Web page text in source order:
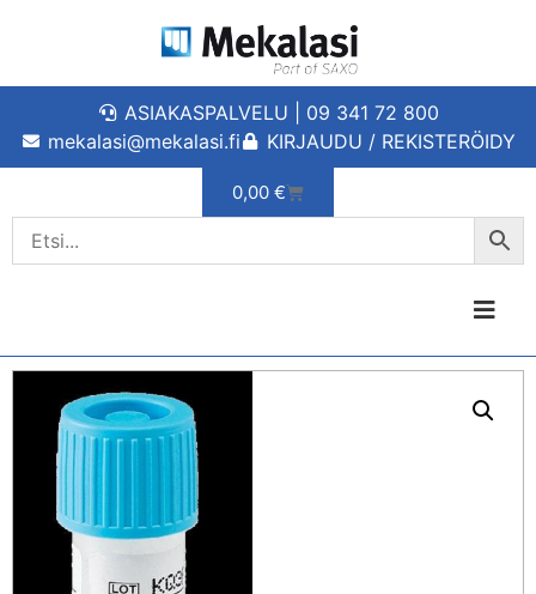
ASIAKASPALVELU | 09 341 72 800
mekalasi@mekalasi.fi
KIRJAUDU / REKISTERÖIDY
0,00 €